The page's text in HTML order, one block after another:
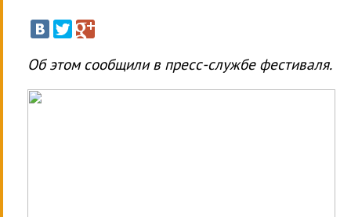
Об этом сообщили в пресс-службе фестиваля.